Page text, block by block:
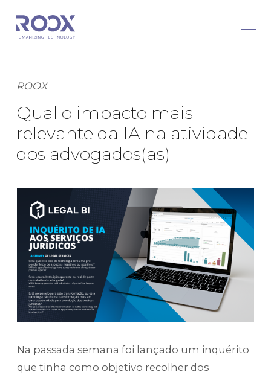
ROOX
Qual o impacto mais
relevante da IA na atividade
dos advogados(as)
Na passada semana foi lançado um inquérito
que tinha como objetivo recolher dos